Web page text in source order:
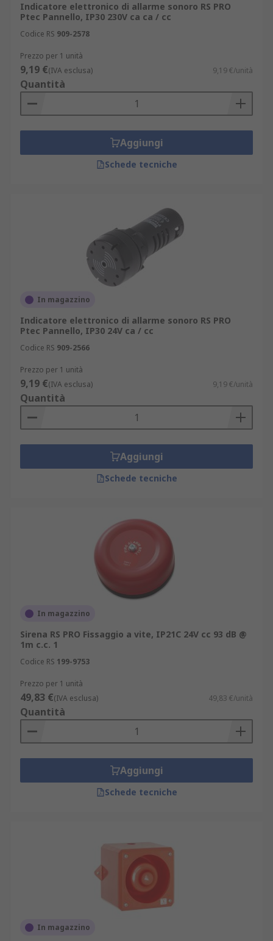
Indicatore elettronico di allarme sonoro RS PRO
Ptec Pannello, IP30 230V ca ca / cc
Codice RS 909-2578
Prezzo per 1 unità
9,19 €(IVA esclusa) 9,19 €/unità
Quantità
Aggiungi
Schede tecniche
In magazzino
Indicatore elettronico di allarme sonoro RS PRO
Ptec Pannello, IP30 24V ca / cc
Codice RS 909-2566
Prezzo per 1 unità
9,19 €(IVA esclusa) 9,19 €/unità
Quantità
Aggiungi
Schede tecniche
In magazzino
Sirena RS PRO Fissaggio a vite, IP21C 24V cc 93 dB @
1m c.c. 1
Codice RS 199-9753
Prezzo per 1 unità
49,83 €(IVA esclusa) 49,83 €/unità
Quantità
Aggiungi
Schede tecniche
In magazzino